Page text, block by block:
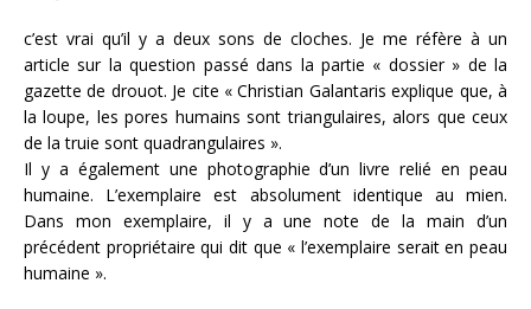
c’est vrai qu’il y a deux sons de cloches. Je me réfère à un
article sur la question passé dans la partie « dossier » de la
gazette de drouot. Je cite « Christian Galantaris explique que, à
la loupe, les pores humains sont triangulaires, alors que ceux
de la truie sont quadrangulaires ».
Il y a également une photographie d’un livre relié en peau
humaine. L’exemplaire est absolument identique au mien.
Dans mon exemplaire, il y a une note de la main d’un
précédent propriétaire qui dit que « l’exemplaire serait en peau
humaine ».